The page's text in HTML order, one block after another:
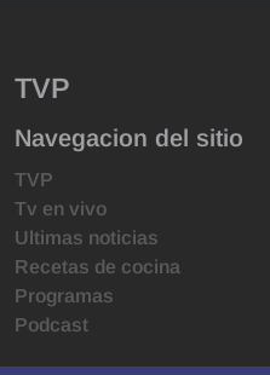
TVP
Navegacion del sitio
TVP
Tv en vivo
Ultimas noticias
Recetas de cocina
Programas
Podcast